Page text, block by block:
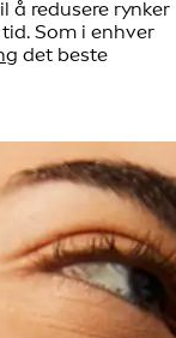
å redusere rynker
Som i enhver
det beste